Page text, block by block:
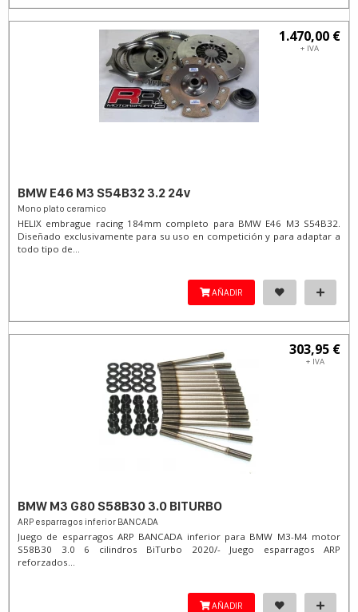
1.470,00 €
+ IVA
BMW E46 M3 S54B32 3.2 24v
Mono plato ceramico
HELIX embrague racing 184mm completo para BMW E46 M3 S54B32.
Diseñado exclusivamente para su uso en competición y para adaptar a
todo tipo de...
AÑADIR
303,95 €
+ IVA
BMW M3 G80 S58B30 3.0 BITURBO
ARP esparragos inferior BANCADA
Juego de esparragos ARP BANCADA inferior para BMW M3-M4 motor
S58B30 3.0 6 cilindros BiTurbo 2020/- Juego esparragos ARP
reforzados...
AÑADIR